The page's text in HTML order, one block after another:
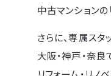
中古マンションの
さらに、専属スタ
大阪・神戸・奈良